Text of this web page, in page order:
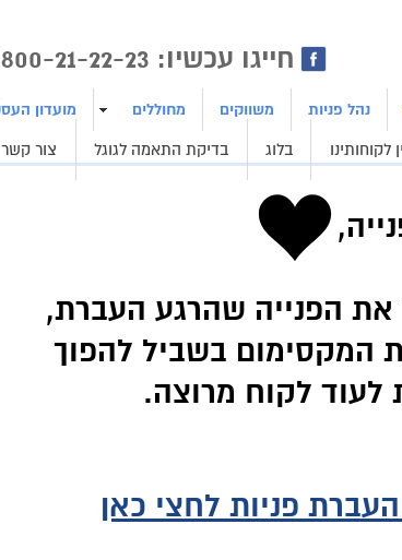
חייגו עכשיו: 1800-21-22-23
לקוחותינו בלוג בדיקת התאמה לגוגל צור קשר
נהל פניות משווקים מחוללים מועדון
את הפנייה שהרגע העברת,
המקסימום בשביל להפוך
לעוד לקוח מרוצה.
פניות לחצי כאן